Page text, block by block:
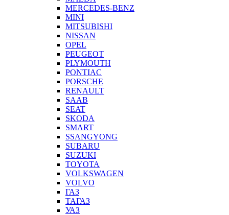
MERCEDES-BENZ
MINI
MITSUBISHI
NISSAN
OPEL
PEUGEOT
PLYMOUTH
PONTIAC
PORSCHE
RENAULT
SAAB
SEAT
SKODA
SMART
SSANGYONG
SUBARU
SUZUKI
TOYOTA
VOLKSWAGEN
VOLVO
ГАЗ
ТАГАЗ
УАЗ